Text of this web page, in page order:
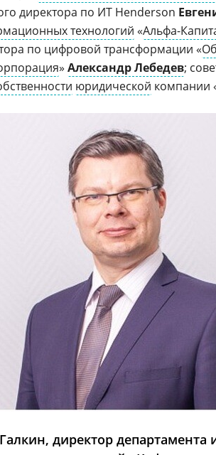
директора по ИТ Henderson
технологий «Альфа-
по цифровой трансформации «
» Александр Лебедев;
юридической компании
директор